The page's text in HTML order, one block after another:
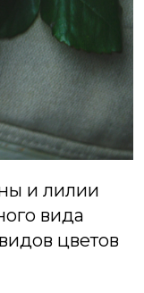
и лилии
вида
цветов